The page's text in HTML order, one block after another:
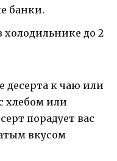
банки.
до 2
десерта к чаю или
хлебом или
порадует вас
вкусом